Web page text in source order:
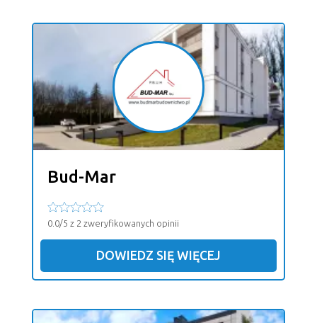
Bud-Mar
0.0/5 z 2 zweryfikowanych opinii
DOWIEDZ SIĘ WIĘCEJ